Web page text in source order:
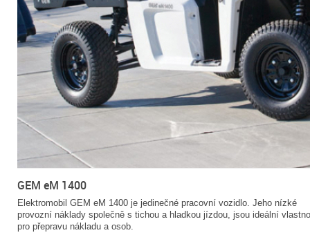
GEM eM 1400
Elektromobil GEM eM 1400 je jedinečné pracovní vozidlo. Jeho nízké
provozní náklady společně s tichou a hladkou jízdou, jsou ideální
pro přepravu nákladu a osob.